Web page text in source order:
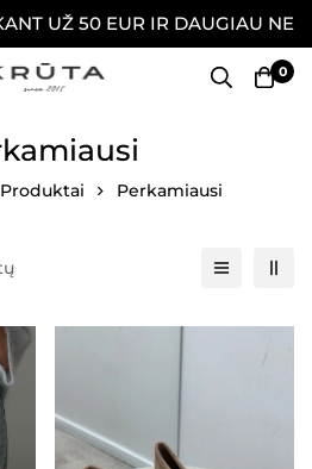
UŽ 50 EUR IR DAUGIAU
0
Produktai Perkamiausi